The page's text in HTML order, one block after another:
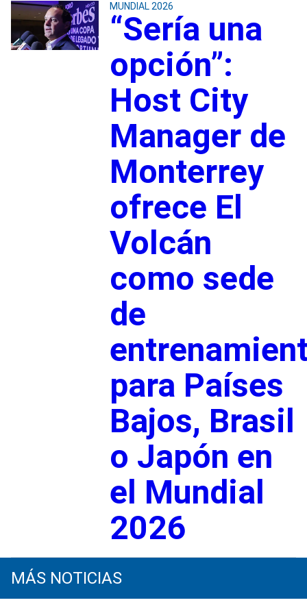
MUNDIAL 2026
“Sería una
opción”:
Host City
Manager de
Monterrey
ofrece El
Volcán
como sede
de
para Países
Bajos, Brasil
o Japón en
el Mundial
2026
MÁS NOTICIAS